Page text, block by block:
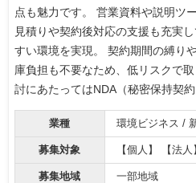
点も魅力です。 営業資料や説明ツ
見積りや契約後対応の支援も充実
すい環境を実現。 契約期間の縛り
庫負担も不要なため、低リスクで
討にあたってはNDA（秘密保持契
業種 環境ビジネス /
募集対象 【個人】 【法人
募集地域 一部地域